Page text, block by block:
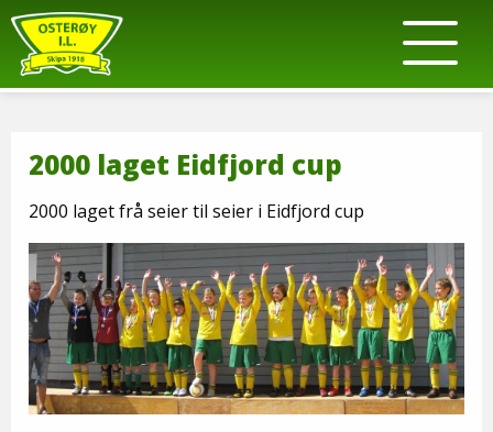
2000 laget Eidfjord cup
2000 laget frå seier til seier i Eidfjord cup